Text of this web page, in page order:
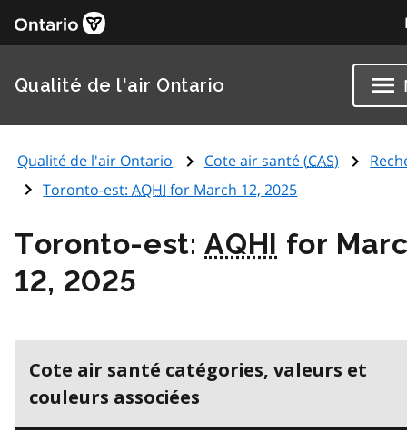
Qualité de l'air Ontario
Qualité de l'air Ontario Cote air santé (CAS)
Toronto-est:AQHI for March 12, 2025
Toronto-est:AQHI for
12, 2025
Cote air santé catégories, valeurs et
couleurs associées